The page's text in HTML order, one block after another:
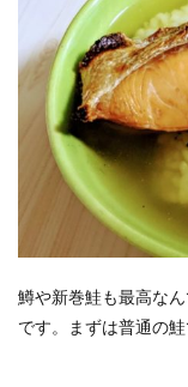
鱒や新巻鮭も最高な
です。まずは普通の